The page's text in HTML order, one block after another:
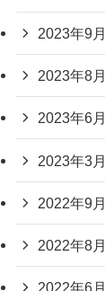
2023年9月
2023年8月
2023年6月
2023年3月
2022年9月
2022年8月
2022年6月